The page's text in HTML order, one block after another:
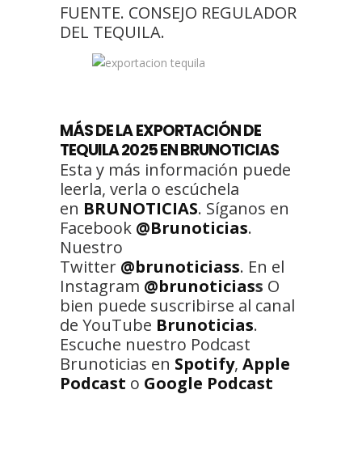
FUENTE. CONSEJO REGULADOR
DEL TEQUILA.
MÁS DE LA EXPORTACIÓN DE
TEQUILA 2025 EN BRUNOTICIAS
Esta y más información puede
leerla, verla o escúchela
en BRUNOTICIAS. Síganos en
Facebook @Brunoticias.
Nuestro
Twitter @brunoticiass. En el
Instagram @brunoticiass O
bien puede suscribirse al canal
de YouTube Brunoticias.
Escuche nuestro Podcast
Brunoticias en Spotify, Apple
Podcast o Google Podcast